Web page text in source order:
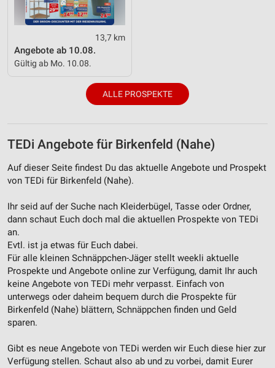
13,7 km
Angebote ab 10.08.
Gültig ab Mo. 10.08.
ALLE PROSPEKTE
TEDi Angebote für Birkenfeld (Nahe)
Auf dieser Seite findest Du das aktuelle Angebote und Prospekt
von TEDi für Birkenfeld (Nahe).
Ihr seid auf der Suche nach Kleiderbügel, Tasse oder Ordner,
dann schaut Euch doch mal die aktuellen Prospekte von TEDi
an.
Evtl. ist ja etwas für Euch dabei.
Für alle kleinen Schnäppchen-Jäger stellt weekli aktuelle
Prospekte und Angebote online zur Verfügung, damit Ihr auch
keine Angebote von TEDi mehr verpasst. Einfach von
unterwegs oder daheim bequem durch die Prospekte für
Birkenfeld (Nahe) blättern, Schnäppchen finden und Geld
sparen.
Gibt es neue Angebote von TEDi werden wir Euch diese hier zur
Verfügung stellen. Schaut also ab und zu vorbei, damit Eurer
Messung der Werbeleistung
Messung der Performance von Inhalten
Analyse von Zielgruppen durch Statistiken oder
Kombinationen von Daten aus verschiedenen
Entwicklung und Verbesserung der Angebote
Inhalten
Verwendung genauer Standortdaten
Geräte anhand von aktiv angeforderten
Informationen identifizieren
Nicht-IAB-Verarbeitungszwecke:
Notwendig
Performance
Funktional